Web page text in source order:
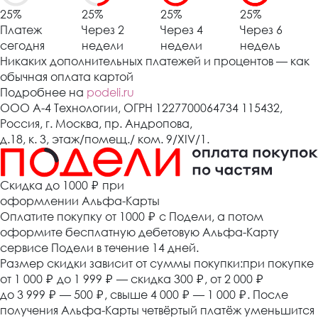
25%
Платеж
сегодня
25%
Через 2
недели
25%
Через 4
недели
25%
Через 6
недель
Никаких дополнительных платежей и процентов — как
обычная оплата картой
Подробнее на podeli.ru
ООО А-4 Технологии, ОГРН 1227700064734 115432,
Россия, г. Москва, пр. Андропова,
д.18, к. 3, этаж/помещ./ ком. 9/XIV/1.
Cкидка до 1000 ₽ при
оформлении Альфа-Карты
Оплатите покупку от 1000 ₽ с Подели, а потом
оформите бесплатную дебетовую Альфа-Карту
сервисе Подели в течение 14 дней.
Размер скидки зависит от суммы покупки:при покупке
от 1 000 ₽ до 1 999 ₽ — скидка 300 ₽ , от 2 000 ₽
до 3 999 ₽ — 500 ₽ , свыше 4 000 ₽ — 1 000 ₽. После
получения Альфа-Карты четвёртый платёж уменьшится